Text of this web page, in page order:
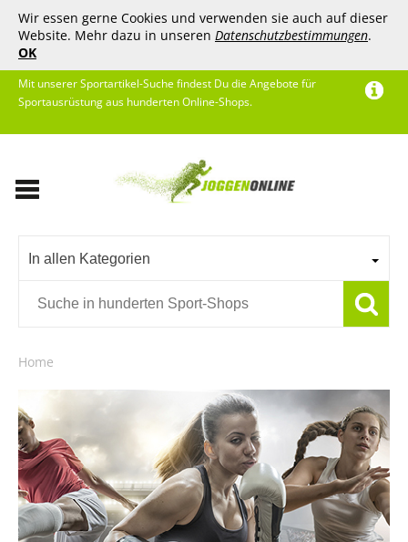
Wir essen gerne Cookies und verwenden sie auch auf dieser
Website. Mehr dazu in unseren Datenschutzbestimmungen.
OK
Mit unserer Sportartikel-Suche findest Du die Angebote für
Sportausrüstung aus hunderten Online-Shops.
In allen Kategorien
Home